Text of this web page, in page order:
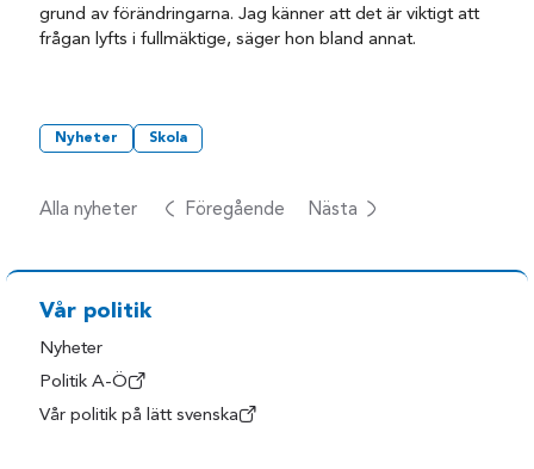
grund av förändringarna. Jag känner att det är viktigt att
frågan lyfts i fullmäktige, säger hon bland annat.
Nyheter Skola
Alla nyheter Föregående Nästa
Vår politik
Nyheter
Politik A-Ö
Vår politik på lätt svenska